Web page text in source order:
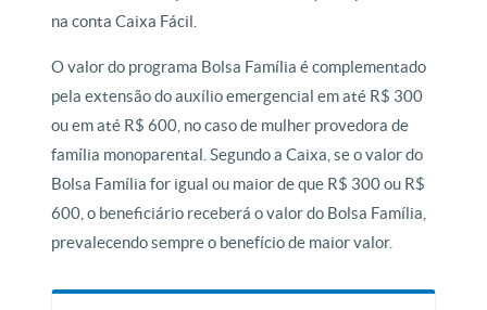
na conta Caixa Fácil.
O valor do programa Bolsa Família é complementado
pela extensão do auxílio emergencial em até R$ 300
ou em até R$ 600, no caso de mulher provedora de
família monoparental. Segundo a Caixa, se o valor do
Bolsa Família for igual ou maior de que R$ 300 ou R$
600, o beneficiário receberá o valor do Bolsa Família,
prevalecendo sempre o benefício de maior valor.